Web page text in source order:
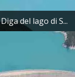
Diga del lago di S...